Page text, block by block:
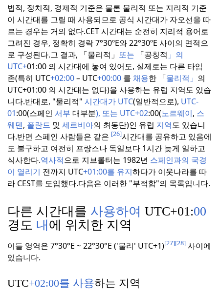
법적, 정치적, 경제적 기준은 물론 물리적 또는 지리적 기준
이 시간대를 그릴 때 사용되므로 공식 시간대가 자오선을 따
르는 경우는 거의 없다.CET 시간대는 순전히 지리적 용어로
그려진 경우, 정확히 경락 7°30ºE와 22°30ºE 사이의 면적으
로 구성된다.그 결과, 「물리적」 또는 「공칭적 」의
UTC+01:00 의 시간대에 놓여 있어도, 실제로는 다른 타임
존(특히 UTC+02:00– UTC+00:00 를 채용한 「물리적」 의
UTC+01:00 의 시간대는 없다)을 사용하는 유럽 지역도 있습
니다.반대로, "물리적" 시간대가 UTC(일반적으로), UTC-
01:00(스페인 서부 대부분), 또는 UTC+02:00(노르웨이, 스
웨덴, 폴란드 및 세르비아의 최동단)인 유럽 지역도 있습니
다.반면 스페인 사람들은 같은 [26]시간대를 공유하고 있음에
도 불구하고 여전히 프랑스나 독일보다 1시간 늦게 일하고
식사한다.역사적으로 지브롤터는 1982년 스페인과의 국경
이 열리기 전까지 UTC+01:00를 유지하다가 이웃나라를 따
라 CEST를 도입했다.다음은 이러한 "부적합"의 목록입니다.
다른 시간대를 사용하여 UTC+01:00
경도 내 에 위치한 지역
이들 영역은 7°30°E ~ 22°30°E ('물리' UTC+1)[27][28] 사이에
있습니다.
UTC+02:00를 사용하는 지역